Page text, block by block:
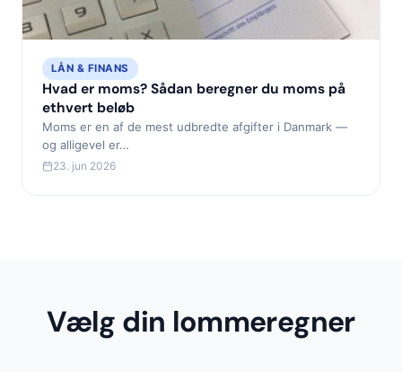
LÅN & FINANS
Hvad er moms? Sådan beregner du moms på
ethvert beløb
Moms er en af de mest udbredte afgifter i Danmark —
og alligevel er…
23. jun 2026
Vælg din lommeregner